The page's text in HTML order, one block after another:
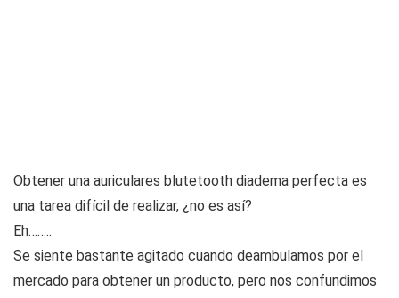
Obtener una auriculares blutetooth diadema perfecta es
una tarea difícil de realizar, ¿no es así?
Eh……..
Se siente bastante agitado cuando deambulamos por el
mercado para obtener un producto, pero nos confundimos